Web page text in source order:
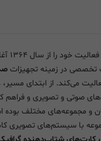
در زمینه تجهیزات
می‌کند. از ابتدای مسیر،
صوتی و تصویری و فراهم
و مجموعه‌های مختلف
با سیستم‌های تصویری